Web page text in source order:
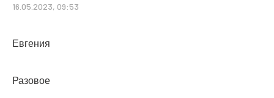
16.05.2023, 09:53
Евгения
Разовое